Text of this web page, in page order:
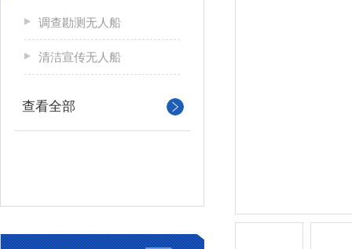
调查勘测无人船
清洁宣传无人船
查看全部